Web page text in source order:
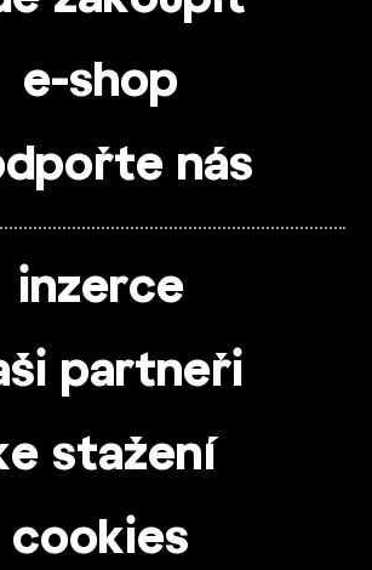
e-shop
nás
inzerce
partneři
stažení
cookies